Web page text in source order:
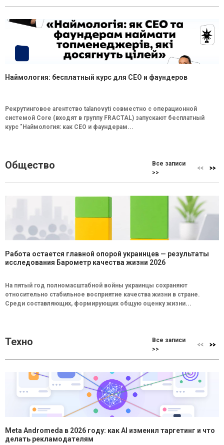
Наймология: бесплатный курс для CEO и фаундеров
Рекрутинговое агентство talanovyti совместно с операционной
системой Core (входят в группу FRACTAL) запускают бесплатный
курс "Наймология: как СEO и фаундерам...
Общество
Все записи
>>
Работа остается главной опорой украинцев — результаты
исследования Барометр качества жизни 2026
На пятый год полномасштабной войны украинцы сохраняют
относительно стабильное восприятие качества жизни в стране.
Среди составляющих, формирующих общую оценку жизни...
Техно
Все записи
>>
Meta Andromeda в 2026 году: как AI изменил таргетинг и что
делать рекламодателям